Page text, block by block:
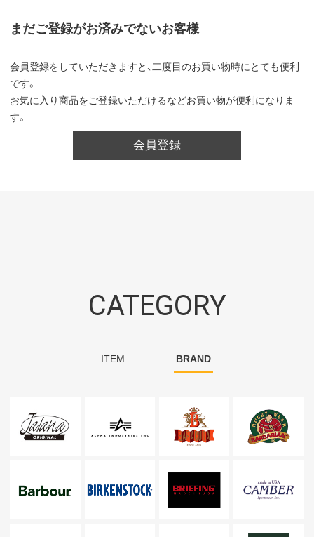
まだご登録がお済みでないお客様
会員登録をしていただきますと、二度目のお買い物時にとても便利
です。
お気に入り商品をご登録いただけるなどお買い物が便利になりま
す。
会員登録
CATEGORY
ITEM BRAND